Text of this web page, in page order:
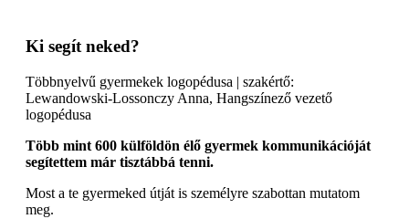
Ki segít neked?
Többnyelvű gyermekek logopédusa | szakértő:
Lewandowski-Lossonczy Anna, Hangszínező vezető
logopédusa
Több mint 600 külföldön élő gyermek kommunikációját
segítettem már tisztábbá tenni.
Most a te gyermeked útját is személyre szabottan mutatom
meg.